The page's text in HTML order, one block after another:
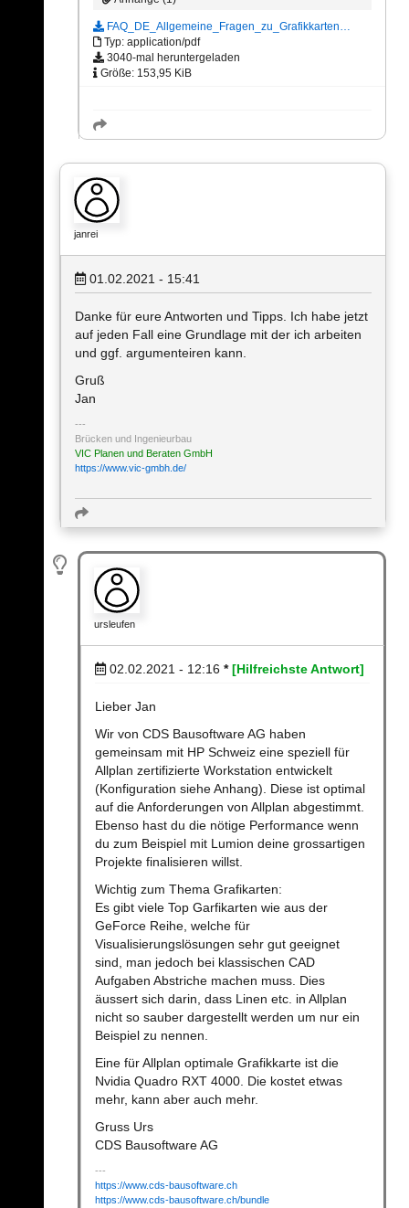
FAQ_DE_Allgemeine_Fragen_zu_Grafikkarten…
Typ: application/pdf
3040-mal heruntergeladen
Größe: 153,95 KiB
janrei
01.02.2021 - 15:41
Danke für eure Antworten und Tipps. Ich habe jetzt
auf jeden Fall eine Grundlage mit der ich arbeiten
und ggf. argumenteiren kann.
Gruß
Jan
Brücken und Ingenieurbau
VIC Planen und Beraten GmbH
https://www.vic-gmbh.de/
ursleufen
02.02.2021 - 12:16 * [Hilfreichste Antwort]
Lieber Jan
Wir von CDS Bausoftware AG haben
gemeinsam mit HP Schweiz eine speziell für
Allplan zertifizierte Workstation entwickelt
(Konfiguration siehe Anhang). Diese ist optimal
auf die Anforderungen von Allplan abgestimmt.
Ebenso hast du die nötige Performance wenn
du zum Beispiel mit Lumion deine grossartigen
Projekte finalisieren willst.
Wichtig zum Thema Grafikarten:
Es gibt viele Top Garfikarten wie aus der
GeForce Reihe, welche für
Visualisierungslösungen sehr gut geeignet
sind, man jedoch bei klassischen CAD
Aufgaben Abstriche machen muss. Dies
äussert sich darin, dass Linen etc. in Allplan
nicht so sauber dargestellt werden um nur ein
Beispiel zu nennen.
Eine für Allplan optimale Grafikkarte ist die
Nvidia Quadro RXT 4000. Die kostet etwas
mehr, kann aber auch mehr.
Gruss Urs
CDS Bausoftware AG
https://www.cds-bausoftware.ch
https://www.cds-bausoftware.ch/bundle